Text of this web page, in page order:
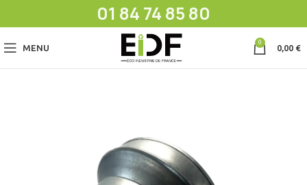
01 84 74 85 80
MENU
0
0,00 €